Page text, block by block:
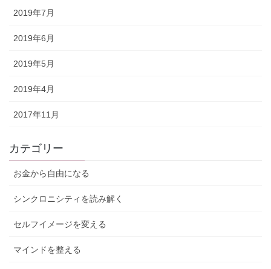
2019年7月
2019年6月
2019年5月
2019年4月
2017年11月
カテゴリー
お金から自由になる
シンクロニシティを読み解く
セルフイメージを変える
マインドを整える